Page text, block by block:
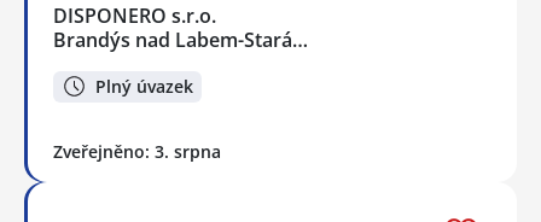
DISPONERO s.r.o.
Brandýs nad Labem-Stará…
Plný úvazek
Zveřejněno: 3. srpna